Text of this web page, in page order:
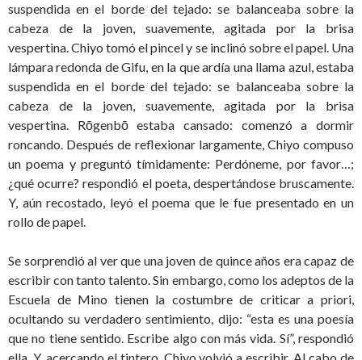
suspendida en el borde del tejado: se balanceaba sobre la
cabeza de la joven, suavemente, agitada por la brisa
vespertina. Chiyo tomó el pincel y se inclinó sobre el papel. Una
lámpara redonda de Gifu, en la que ardía una llama azul, estaba
suspendida en el borde del tejado: se balanceaba sobre la
cabeza de la joven, suavemente, agitada por la brisa
vespertina. Rōgenbō estaba cansado: comenzó a dormir
roncando. Después de reflexionar largamente, Chiyo compuso
un poema y preguntó tímidamente: Perdóneme, por favor…;
¿qué ocurre? respondió el poeta, despertándose bruscamente.
Y, aún recostado, leyó el poema que le fue presentado en un
rollo de papel.
Se sorprendió al ver que una joven de quince años era capaz de
escribir con tanto talento. Sin embargo, como los adeptos de la
Escuela de Mino tienen la costumbre de criticar a priori,
ocultando su verdadero sentimiento, dijo: “esta es una poesía
que no tiene sentido. Escribe algo con más vida. Sí”, respondió